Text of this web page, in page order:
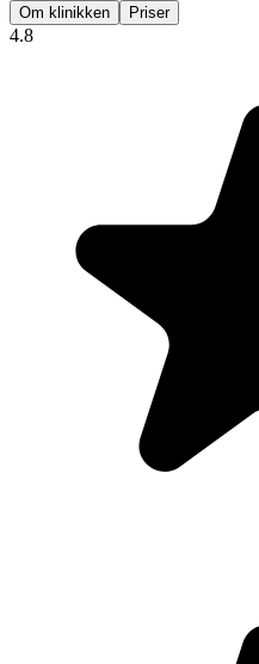
Om klinikken Priser
4.8